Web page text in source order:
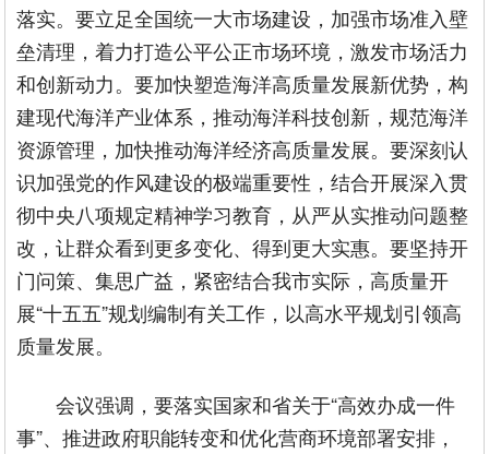
落实。要立足全国统一大市场建设，加强市场准入壁
垒清理，着力打造公平公正市场环境，激发市场活力
和创新动力。要加快塑造海洋高质量发展新优势，构
建现代海洋产业体系，推动海洋科技创新，规范海洋
资源管理，加快推动海洋经济高质量发展。要深刻认
识加强党的作风建设的极端重要性，结合开展深入贯
彻中央八项规定精神学习教育，从严从实推动问题整
改，让群众看到更多变化、得到更大实惠。要坚持开
门问策、集思广益，紧密结合我市实际，高质量开
展“十五五”规划编制有关工作，以高水平规划引领高
质量发展。
会议强调，要落实国家和省关于“高效办成一件
事”、推进政府职能转变和优化营商环境部署安排，